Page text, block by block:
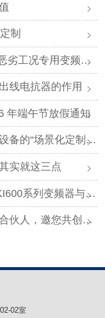
制
专用变频解决方案
线电抗器的作用
年端午节放假通知
定制”，才是破局关键
实就这三点
与调直机的“长情陪伴”！
人，邀您共创事业
02室